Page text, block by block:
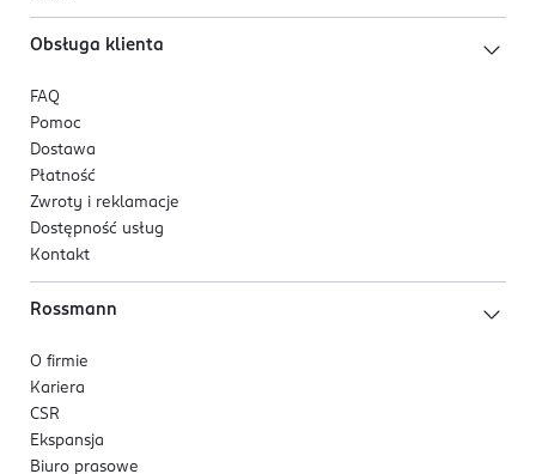
Obsługa klienta
FAQ
Pomoc
Dostawa
Płatność
Zwroty i reklamacje
Dostępność usług
Kontakt
Rossmann
O firmie
Kariera
CSR
Ekspansja
Biuro prasowe